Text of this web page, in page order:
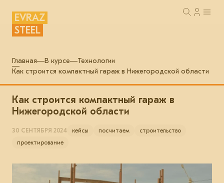
EVRAZ
STEEL
Главная В курсе
Технологии
Как строится компактный гараж в Нижегородской области
Как строится компактный гараж в
Нижегородской области
30 СЕНТЯБРЯ 2024 кейсы посчитаем
строительство
проектирование